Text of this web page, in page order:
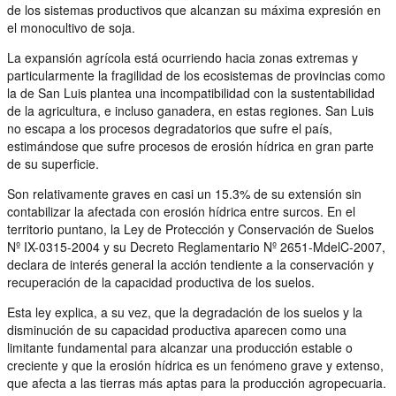
de los sistemas productivos que alcanzan su máxima expresión en
el monocultivo de soja.
La expansión agrícola está ocurriendo hacia zonas extremas y
particularmente la fragilidad de los ecosistemas de provincias como
la de San Luis plantea una incompatibilidad con la sustentabilidad
de la agricultura, e incluso ganadera, en estas regiones. San Luis
no escapa a los procesos degradatorios que sufre el país,
estimándose que sufre procesos de erosión hídrica en gran parte
de su superficie.
Son relativamente graves en casi un 15.3% de su extensión sin
contabilizar la afectada con erosión hídrica entre surcos. En el
territorio puntano, la Ley de Protección y Conservación de Suelos
Nº IX-0315-2004 y su Decreto Reglamentario Nº 2651-MdelC-2007,
declara de interés general la acción tendiente a la conservación y
recuperación de la capacidad productiva de los suelos.
Esta ley explica, a su vez, que la degradación de los suelos y la
disminución de su capacidad productiva aparecen como una
limitante fundamental para alcanzar una producción estable o
creciente y que la erosión hídrica es un fenómeno grave y extenso,
que afecta a las tierras más aptas para la producción agropecuaria.